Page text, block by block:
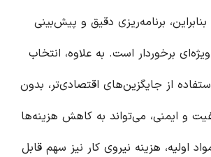
برنامه‌ریزی دقیق و پیش‌بینی
برخوردار است. به علاوه، انتخاب
از جایگزین‌های اقتصادی‌تر، بدون
و ایمنی، می‌تواند به کاهش هزینه‌ها
اولیه، هزینه نیروی کار نیز سهم قابل